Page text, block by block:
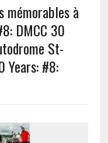
mémorables à
DMCC 30
St-
Years: #8: